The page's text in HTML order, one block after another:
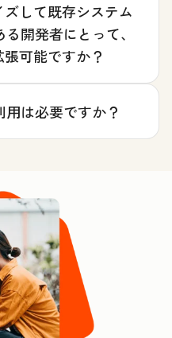
して既存システム
開発者にとって、
可能ですか？
は必要ですか？